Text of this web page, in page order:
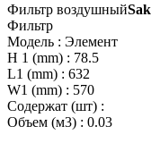
Фильтр воздушный
Фильтр
Модель : Элемент
H 1 (mm) : 78.5
L1 (mm) : 632
W1 (mm) : 570
Содержат (шт) :
Объем (м3) : 0.03